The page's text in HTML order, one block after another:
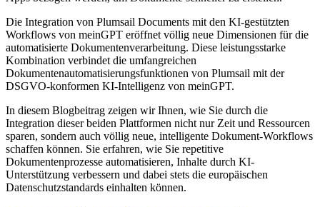
Die Integration von Plumsail Documents mit den KI-gestützten
Workflows von meinGPT eröffnet völlig neue Dimensionen für die
automatisierte Dokumentenverarbeitung. Diese leistungsstarke
Kombination verbindet die umfangreichen
Dokumentenautomatisierungsfunktionen von Plumsail mit der
DSGVO-konformen KI-Intelligenz von meinGPT.
In diesem Blogbeitrag zeigen wir Ihnen, wie Sie durch die
Integration dieser beiden Plattformen nicht nur Zeit und Ressourcen
sparen, sondern auch völlig neue, intelligente Dokument-Workflows
schaffen können. Sie erfahren, wie Sie repetitive
Dokumentenprozesse automatisieren, Inhalte durch KI-
Unterstützung verbessern und dabei stets die europäischen
Datenschutzstandards einhalten können.